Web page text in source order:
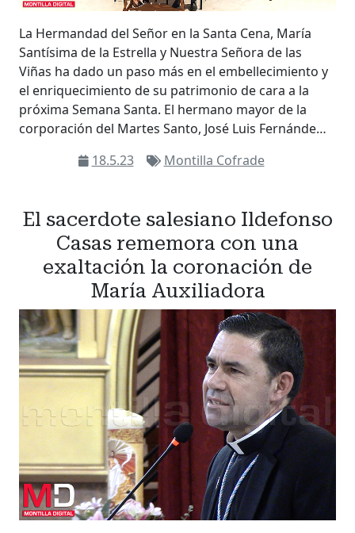
La Hermandad del Señor en la Santa Cena, María
Santísima de la Estrella y Nuestra Señora de las
Viñas ha dado un paso más en el embellecimiento y
el enriquecimiento de su patrimonio de cara a la
próxima Semana Santa. El hermano mayor de la
corporación del Martes Santo, José Luis Fernánde…
18.5.23
Montilla Cofrade
El sacerdote salesiano Ildefonso
Casas rememora con una
exaltación la coronación de
María Auxiliadora